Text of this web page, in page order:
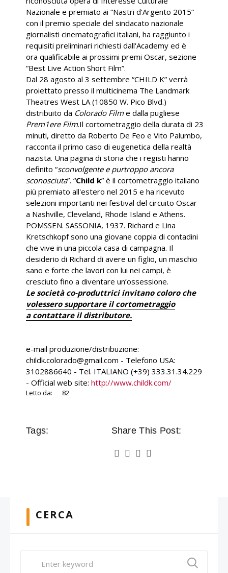
Nazionale e premiato ai “Nastri d'Argento 2015”
con il premio speciale del sindacato nazionale
giornalisti cinematografici italiani, ha raggiunto i
requisiti preliminari richiesti dall'Academy ed è
ora qualificabile ai prossimi premi Oscar, sezione
“Best Live Action Short Film”.
Dal 28 agosto al 3 settembre “CHILD K” verrà
proiettato presso il multicinema The Landmark
Theatres West LA (10850 W. Pico Blvd.)
distribuito da Colorado Filme dalla pugliese
Prem1ere Film.Il cortometraggio della durata di 23
minuti, diretto da Roberto De Feo e Vito Palumbo,
racconta il primo caso di eugenetica della realtà
nazista. Una pagina di storia che i registi hanno
definito “sconvolgente e purtroppo ancora
sconosciuta”. “Child k” è il cortometraggio italiano
più premiato all'estero nel 2015 e ha ricevuto
selezioni importanti nei festival del circuito Oscar
a Nashville, Cleveland, Rhode Island e Athens.
POMSSEN. SASSONIA, 1937. Richard e Lina
Kretschkopf sono una giovane coppia di contadini
che vive in una piccola casa di campagna. Il
desiderio di Richard di avere un figlio, un maschio
sano e forte che lavori con lui nei campi, è
cresciuto fino a diventare un’ossessione.
Le società co-produttrici invitano coloro che
volessero supportare il cortometraggio
a contattare il distributore.
e-mail produzione/distribuzione:
childk.colorado@gmail.com - Telefono USA:
3102886640 - Tel. ITALIANO (+39) 333.31.34.229
- Official web site: http://www.childk.com/
Letto da: 82
Tags: Share This Post:
CERCA